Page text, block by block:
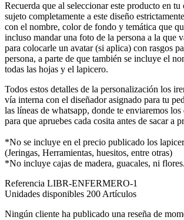
Recuerda que al seleccionar este producto en tu
sujeto completamente a este diseño
con el nombre, color de fondo y temática que
incluso mandar una foto de la persona a la que
para colocarle un avatar (si aplica) con rasgos
persona, a parte de que también se incluye el
todas las hojas y el lapicero.
Todos estos detalles de la personalización los
vía interna con el diseñador asignado para tu
las líneas de whatsapp, donde te enviaremos
para que apruebes cada cosita antes de sacar a
*No se incluye en el precio publicado los
(Jeringas, Herramientas, huesitos, entre otras)
*No incluye cajas de madera, guacales, ni flores.
Referencia LIBR-ENFERMERO-1
Unidades disponibles 200 Artículos
Ningún cliente ha publicado una reseña de